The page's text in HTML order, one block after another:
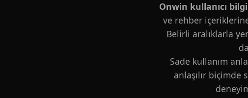
Onwin kullanıcı
ve rehber
Belirli aralıklarla
Sade kullanım
anlaşılır biçimde